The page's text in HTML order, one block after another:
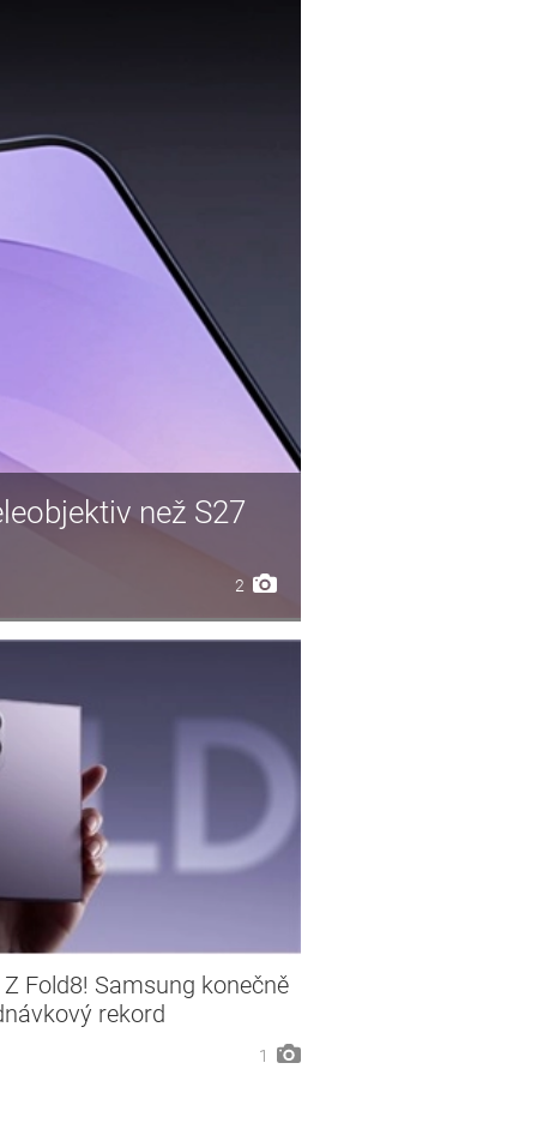
než S27
2
Fold8! Samsung konečně
rekord
1